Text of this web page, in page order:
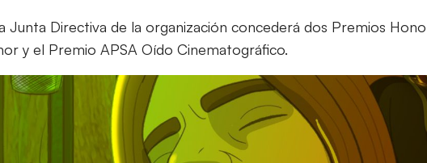
Junta Directiva de la organización concederá dos Premios
y el Premio APSA Oído Cinematográfico.